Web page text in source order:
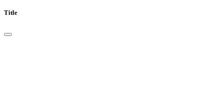
Title